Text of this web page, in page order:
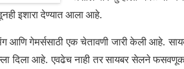
इशारा देण्यात आला आहे.
आणि गेमर्ससाठी एक चेतावणी जारी केली आहे.
दिला आहे. एवढेच नाही तर सायबर सेलने फसवणूक